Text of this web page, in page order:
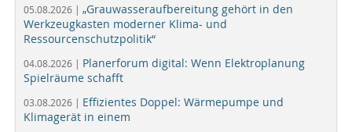
05.08.2026 | „Grauwasseraufbereitung gehört in den
Werkzeugkasten moderner Klima- und
Ressourcenschutzpolitik“
04.08.2026 | Planerforum digital: Wenn Elektroplanung
Spielräume schafft
03.08.2026 | Effizientes Doppel: Wärmepumpe und
Klimagerät in einem